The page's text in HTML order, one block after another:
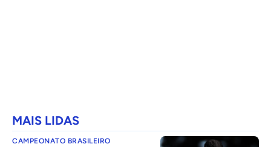
MAIS LIDAS
CAMPEONATO BRASILEIRO